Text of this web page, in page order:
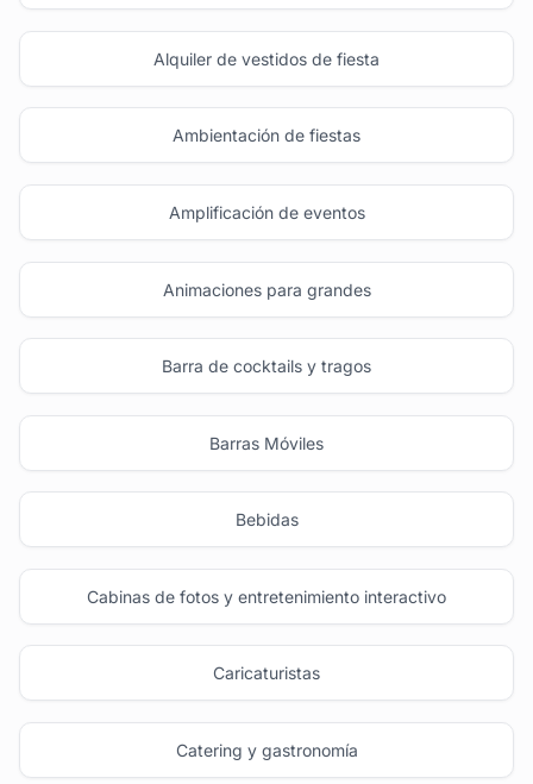
Alquiler de vestidos de fiesta
Ambientación de fiestas
Amplificación de eventos
Animaciones para grandes
Barra de cocktails y tragos
Barras Móviles
Bebidas
Cabinas de fotos y entretenimiento interactivo
Caricaturistas
Catering y gastronomía